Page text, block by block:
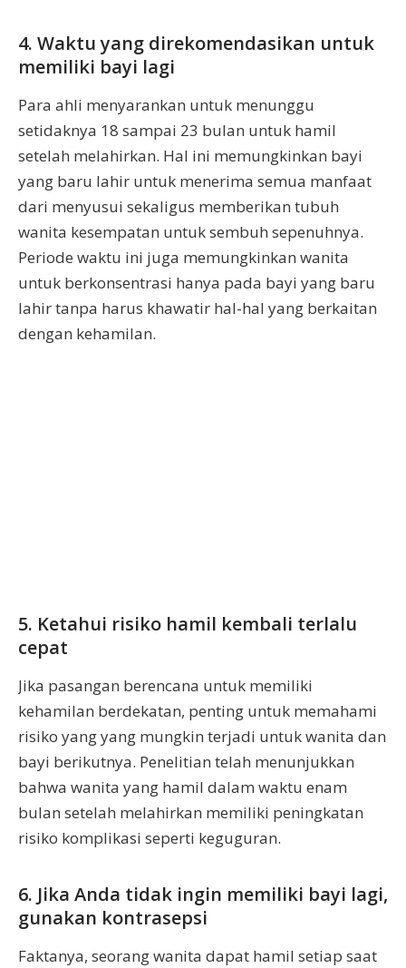
4. Waktu yang direkomendasikan untuk
memiliki bayi lagi
Para ahli menyarankan untuk menunggu
setidaknya 18 sampai 23 bulan untuk hamil
setelah melahirkan. Hal ini memungkinkan bayi
yang baru lahir untuk menerima semua manfaat
dari menyusui sekaligus memberikan tubuh
wanita kesempatan untuk sembuh sepenuhnya.
Periode waktu ini juga memungkinkan wanita
untuk berkonsentrasi hanya pada bayi yang baru
lahir tanpa harus khawatir hal-hal yang berkaitan
dengan kehamilan.
5. Ketahui risiko hamil kembali terlalu
cepat
Jika pasangan berencana untuk memiliki
kehamilan berdekatan, penting untuk memahami
risiko yang yang mungkin terjadi untuk wanita dan
bayi berikutnya. Penelitian telah menunjukkan
bahwa wanita yang hamil dalam waktu enam
bulan setelah melahirkan memiliki peningkatan
risiko komplikasi seperti keguguran.
6. Jika Anda tidak ingin memiliki bayi lagi,
gunakan kontrasepsi
Faktanya, seorang wanita dapat hamil setiap saat